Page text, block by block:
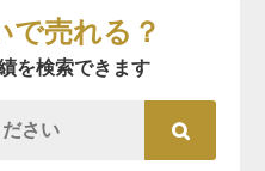
で売れる？
を検索できます